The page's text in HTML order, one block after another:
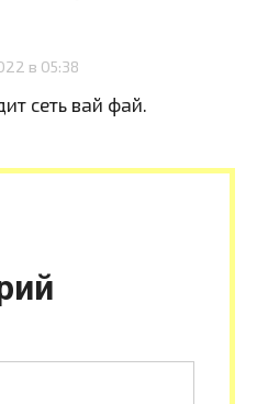
в 05:38
сеть вай фай.